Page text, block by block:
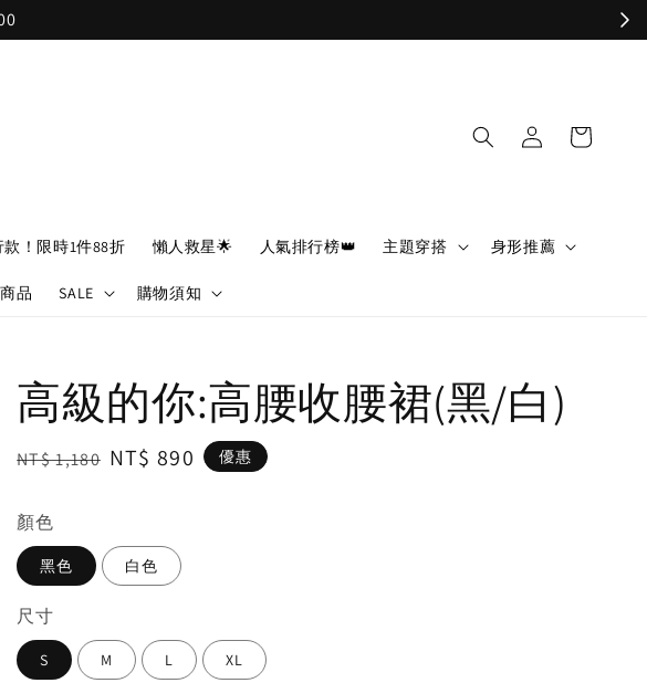
！限時1件88折 懶人救星🌟 人氣排行榜👑 主題穿搭 身形推薦
品 SALE 購物須知
高級的你:高腰收腰裙(黑/白)
Regular
NT$ 1,180 Sale
NT$ 890 優惠
顏色
黑色 白色
尺寸
S M L XL